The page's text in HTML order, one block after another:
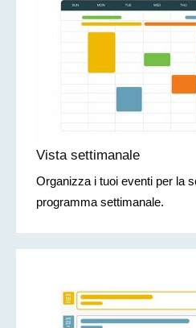
Vista settimanale
Organizza i tuoi eventi per la
programma settimanale.